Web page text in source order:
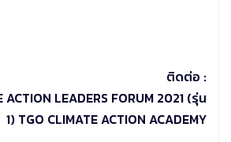
ติดต่อ :
ACTION LEADERS FORUM 2021 (รุ่น
1) TGO CLIMATE ACTION ACADEMY